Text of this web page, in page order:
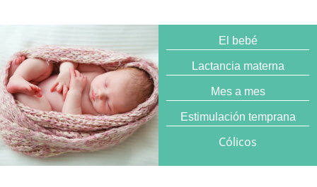
El bebé
Lactancia materna
Mes a mes
Estimulación temprana
Cólicos